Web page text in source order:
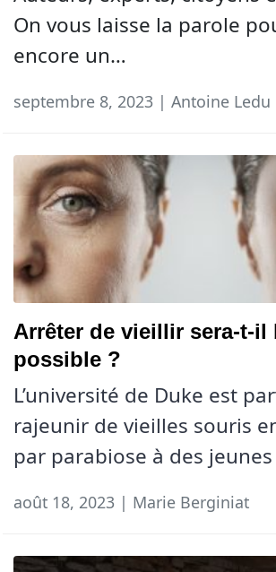
On vous laisse la parole
encore un…
septembre 8, 2023 | Antoine Ledu
Arrêter de vieillir sera-t-il
possible ?
L’université de Duke est
rajeunir de vieilles souris
par parabiose à des
août 18, 2023 | Marie Berginiat